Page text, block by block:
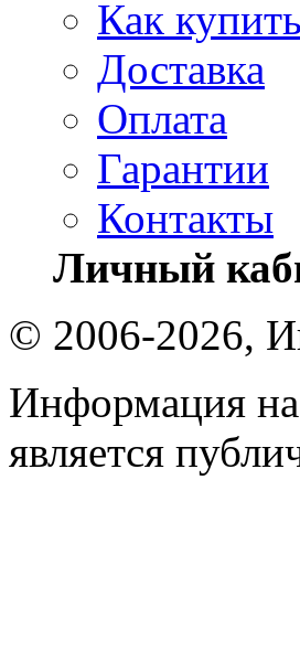
Как
Доставка
Оплата
Гарантии
Контакты
Личный
© 2006-2026,
Информация на
является